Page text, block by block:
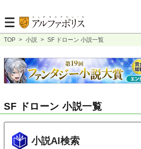
TOP > 小説 > SF ドローン 小説一覧
SF ドローン 小説一覧
小説AI検索